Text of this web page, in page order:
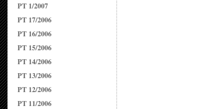
PT 1/2007
PT 17/2006
PT 16/2006
PT 15/2006
PT 14/2006
PT 13/2006
PT 12/2006
PT 11/2006